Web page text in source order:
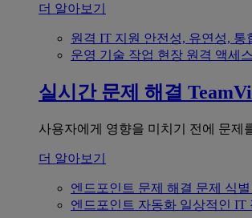
더 알아보기
원격 IT 지원 안전성, 유연성, 통
운영 기술 작업 현장 원격 액세스
실시간 문제 해결
사용자에게 영향을 미치기 전에 문제
더 알아보기
엔드포인트 문제 해결 문제 식
엔드포인트 자동화 일상적인 IT